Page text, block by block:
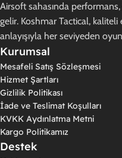
Airsoft sahasında performans,
gelir. Koshmar Tactical,
anlayışıyla her seviyeden
Kurumsal
Mesafeli Satış Sözleşmesi
Hizmet Şartları
Gizlilik Politikası
İade ve Teslimat Koşulları
KVKK Aydınlatma Metni
Kargo Politikamız
Destek